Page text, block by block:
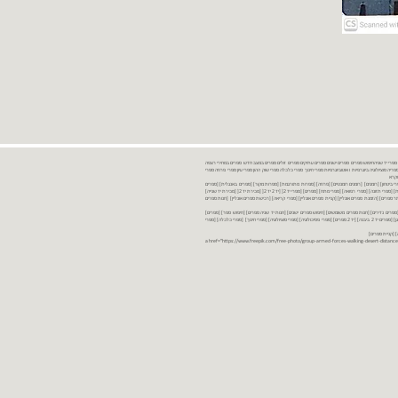
ספרים יד שניה ספרים משומשים ספרים חדשים ספרים יד 2 מכירת ספרים יד שניה ספרי יד שניהחיפוש ספרים ספרים ישנים ספרים עתיקים ספרים זולים ספרים במצב חדש ספרים במחירי רצפה
במבצע ספרים יד 2 ברמת גן ספרים יד 2 ביבנה יד 2 ספרים ספרי פסיכולוגיה ספריה סוציולוגיה ביוגרפיות ו אוטוביוגרפיות ספרי חינוך ספרי כלכלה ספרי שוק ההון ספרי עיון ספרי פרוזה ספרי
ביטחון] [רומנים] [רומנים רומנטיים] [פרוזה] [ספרות מתורגמת] [ספרות מקור] [ספרים באנגלית] [ספרים
חדשים מהחנות] [ספרים מומלצים] [ספרי בישול] [ספרי עידן חדש] [ספרי עסקים] [ספרי מורשת] [מחזות] [ספרי שירה] [ספרי בריאות] [ספרי תזונה] [ספרי רפואה] [ספרי מתח] [ספרים] [ספרי יד 2[ [יד 2 יד 2[ [מכירת יד 2[ [מכירת יד שנייה]
יד 2[ [ספר] [ספרים יד 2[ [הזמנת ספרים] [יד 2 ספרים] [ספרים בזול] [אתר ספרים] [הזמנת ספרים אונליין] [קניית ספרים אונליין] [ספרי קריאה] [רכישת ספרים אונליין] [חנות ספרים
נדירים] [חנות ספרים משומשים] [חיפוש ספרים ישנים] [חנות יד שניה ספרים] [חיפוש ספר] [ספרים]
[חנות ספרים זולים] [ספרים חדשים] [ספרים במחירי רצפה] [ספרים במשלוח חינם] [ספרים במשלוח עד הבית] [ספרים יד 2 ברמת גן] [ספרים יד 2 ביבנה] [יד 2 ספרים] [ספרי פסיכולוגיה] [ספרי סוציולוגיה] [ספרי חינוך] [ספרי כלכלה] [ספרי
[קניית ספרים]
<a href="https://www.freepik.com/free-photo/group-armed-forces-walking-desert-